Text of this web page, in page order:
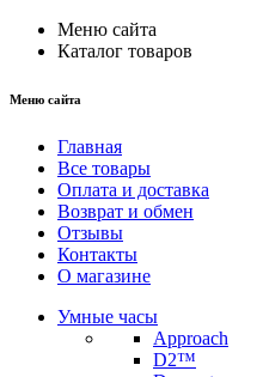
Меню сайта
Каталог товаров
Меню сайта
Главная
Все товары
Оплата и доставка
Возврат и обмен
Отзывы
Контакты
О магазине
Умные часы
Approach
D2™